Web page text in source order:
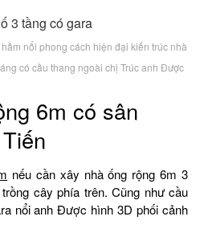
nổi phong cách hiện đại kiến trúc nhà
có cầu thang ngoài chị Trúc anh Được
6m có sân
nếu cần xây nhà ống rộng 6m 3
cây phía trên. Cũng như cầu
nổi anh Được hình 3D phối cảnh